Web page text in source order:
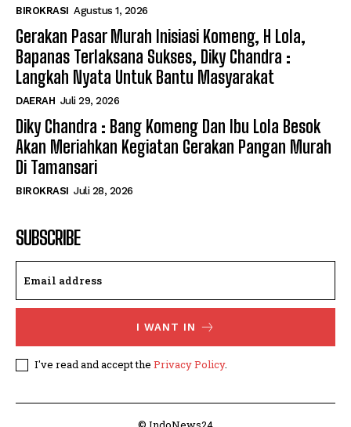
BIROKRASI Agustus 1, 2026
Gerakan Pasar Murah Inisiasi Komeng, H Lola,
Bapanas Terlaksana Sukses, Diky Chandra :
Langkah Nyata Untuk Bantu Masyarakat
DAERAH Juli 29, 2026
Diky Chandra : Bang Komeng Dan Ibu Lola Besok
Akan Meriahkan Kegiatan Gerakan Pangan Murah
Di Tamansari
BIROKRASI Juli 28, 2026
SUBSCRIBE
I WANT IN
I've read and accept the Privacy Policy.